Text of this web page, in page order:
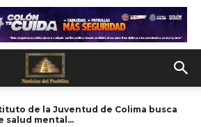
de la Juventud de Colima busca
salud mental...